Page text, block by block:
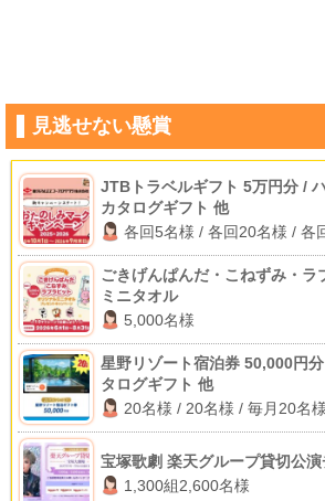
見逃せない懸賞
JTBトラベルギフト 5万円分 /
カタログギフト 他
各回5名様 / 各回20名様 / 各
ごきげんぱんだ・こねずみ・ラ
ミニタオル
5,000名様
星野リゾート宿泊券 50,000円
タログギフト 他
20名様 / 20名様 / 毎月20名
宝塚歌劇 楽天グループ貸切公演
1,300組2,600名様